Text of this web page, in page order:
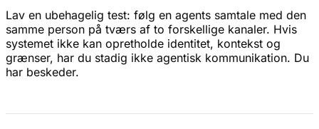
Lav en ubehagelig test: følg en agents samtale med den
samme person på tværs af to forskellige kanaler. Hvis
systemet ikke kan opretholde identitet, kontekst og
grænser, har du stadig ikke agentisk kommunikation. Du
har beskeder.